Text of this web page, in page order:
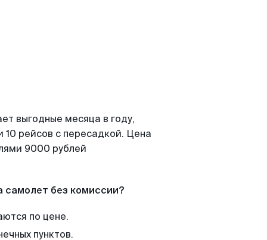
выгодные месяца в году,
рейсов с пересадкой. Цена
9000 рублей
самолет без комиссии?
по цене.
пунктов.